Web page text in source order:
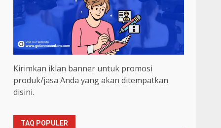
Kirimkan iklan banner untuk promosi
produk/jasa Anda yang akan ditempatkan
disini.
TAQ POPULER